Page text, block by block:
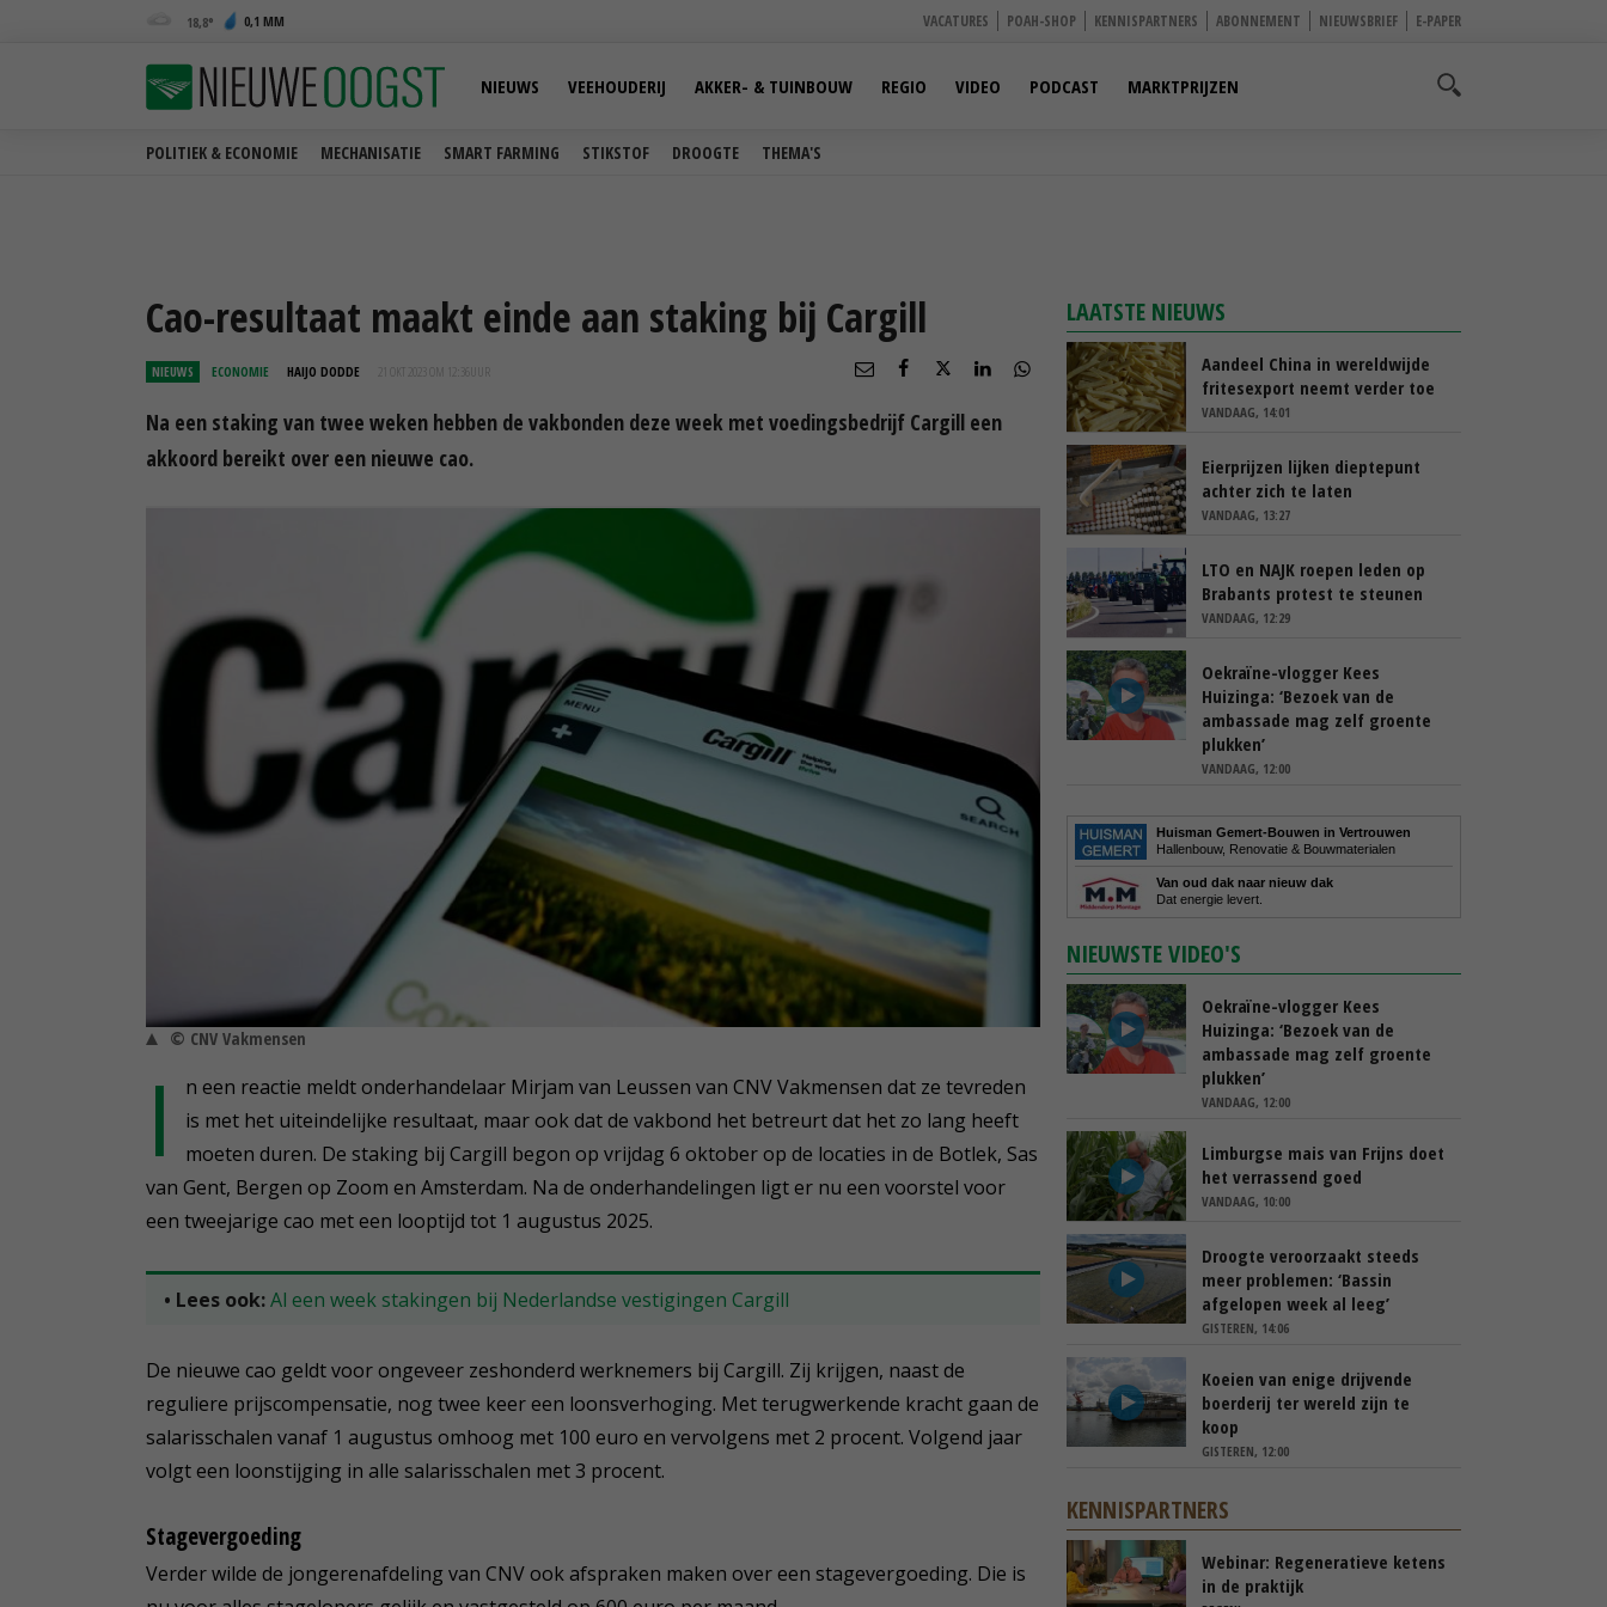
18,8 0,1 MM VACATURES POAH-SHOP KENNISPARTNERS ABONNEMENT NIEUWSBRIEF E-PAPER
POLITIEK & ECONOMIE MECHANISATIE SMART FARMING STIKSTOF DROOGTE THEMA'S
NIEUWS VEEHOUDERIJ AKKER- & TUINBOUW REGIO VIDEO PODCAST MARKTPRIJZEN
Cao-resultaat maakt einde aan staking bij Cargill
NIEUWS ECONOMIE HAIJO DODDE 21 OKT 2023 OM 12:36
Na een staking van twee weken hebben de vakbonden deze week met voedingsbedrijf Cargill een
akkoord bereikt over een nieuwe cao.
© CNV Vakmensen
I
n een reactie meldt onderhandelaar Mirjam van Leussen van CNV Vakmensen dat ze tevreden
is met het uiteindelijke resultaat, maar ook dat de vakbond het betreurt dat het zo lang heeft
moeten duren. De staking bij Cargill begon op vrijdag 6 oktober op de locaties in de Botlek, Sas
van Gent, Bergen op Zoom en Amsterdam. Na de onderhandelingen ligt er nu een voorstel voor
een tweejarige cao met een looptijd tot 1 augustus 2025.
• Lees ook:Al een week stakingen bij Nederlandse vestigingen Cargill
De nieuwe cao geldt voor ongeveer zeshonderd werknemers bij Cargill. Zij krijgen, naast de
reguliere prijscompensatie, nog twee keer een loonsverhoging. Met terugwerkende kracht gaan de
salarisschalen vanaf 1 augustus omhoog met 100 euro en vervolgens met 2 procent. Volgend jaar
volgt een loonstijging in alle salarisschalen met 3 procent.
Stagevergoeding
Verder wilde de jongerenafdeling van CNV ook afspraken maken over een stagevergoeding. Die is
LAATSTE NIEUWS
Aandeel China in wereldwijde
fritesexport neemt verder toe
VANDAAG, 14:01
Eierprijzen lijken dieptepunt
achter zich te laten
VANDAAG, 13:27
LTO en NAJK roepen leden op
Brabants protest te steunen
VANDAAG, 12:29
Oekraïne-vlogger Kees
Huizinga: ‘Bezoek van de
ambassade mag zelf groente
plukken’
VANDAAG, 12:00
Huisman Gemert-Bouwen in Vertrouwen
Hallenbouw, Renovatie & Bouwmaterialen
Van oud dak naar nieuw dak
Dat energie levert.
NIEUWSTE VIDEO'S
Oekraïne-vlogger Kees
Huizinga: ‘Bezoek van de
ambassade mag zelf groente
plukken’
VANDAAG, 12:00
Limburgse mais van Frijns doet
het verrassend goed
VANDAAG, 10:00
Droogte veroorzaakt steeds
meer problemen: ‘Bassin
afgelopen week al leeg’
GISTEREN, 14:06
Koeien van enige drijvende
boerderij ter wereld zijn te
koop
GISTEREN, 12:00
KENNISPARTNERS
Webinar: Regeneratieve ketens
in de praktijk